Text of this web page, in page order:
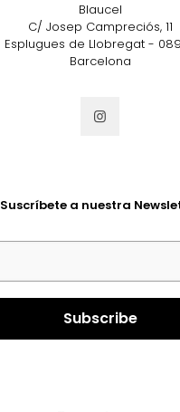
Blaucel
C/ Josep Campreciós, 11
Esplugues de Llobregat -
Barcelona
Suscríbete a nuestra